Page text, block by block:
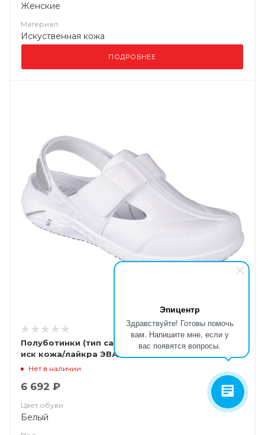
Эпицентр
Здравствуйте! Готовы помочь
вам. Напишите мне, если у
вас появятся вопросы.
Женские
Материал
Искуственная кожа
ПОДРОБНЕЕ
Полуботинки (тип сабо) ALIZA (АЛИЗА), женские,
иск кожа/лайкра ЭВА/резина (белый/WHT) КРО
4355
Нет в наличии
6 692 ₽
Цвет обуви
Белый